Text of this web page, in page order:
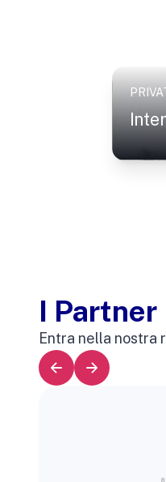
I Partner
Entra nella nostra